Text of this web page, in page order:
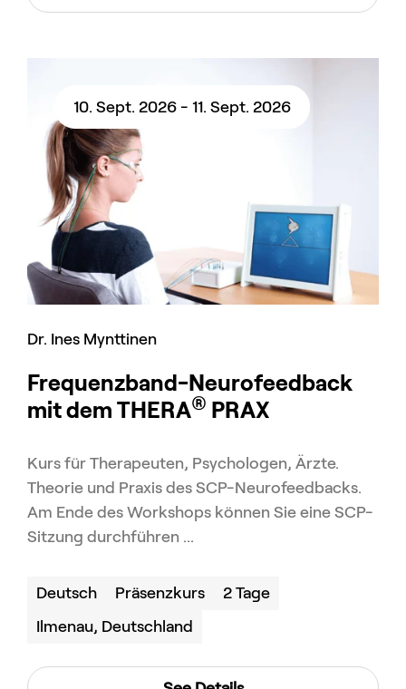
10. Sept. 2026 - 11. Sept. 2026
Dr. Ines Mynttinen
Frequenzband-Neurofeedback
mit dem THERA® PRAX
Kurs für Therapeuten, Psychologen, Ärzte.
Theorie und Praxis des SCP-Neurofeedbacks.
Am Ende des Workshops können Sie eine SCP-
Sitzung durchführen ...
Deutsch
Präsenzkurs
Ilmenau, Deutschland
2 Tage